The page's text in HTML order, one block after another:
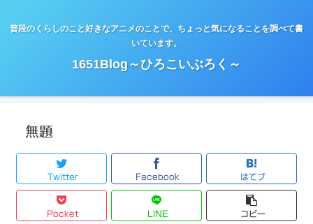
普段のくらしのこと好きなアニメのことで、ちょっと気になることを調べて書
いています。
1651Blog～ひろこいぶろく～
無題
Twitter Facebook はてブ
Pocket LINE コピー